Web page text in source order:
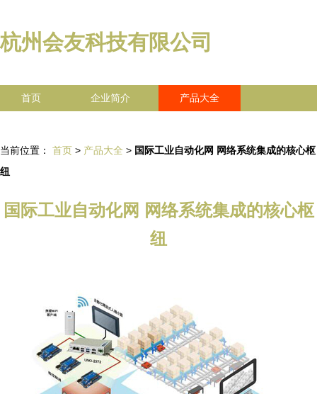
杭州会友科技有限公司
首页 企业简介 产品大全
当前位置： 首页 > 产品大全 > 国际工业自动化网 网络系统集成的核心枢
纽
国际工业自动化网 网络系统集成的核心枢
纽